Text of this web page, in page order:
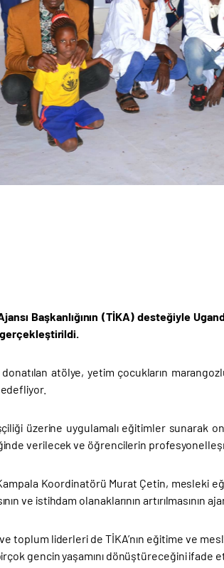
Başkanlığının (TİKA) desteğiyle
gerçekleştirildi.
atölye, yetim çocukların
üzerine uygulamalı eğitimler sunarak
verilecek ve öğrencilerin
Koordinatörü Murat Çetin, mesleki
ve istihdam olanaklarının artırılmasının
toplum liderleri de TİKA’nın eğitime ve
gencin yaşamını dönüştüreceğini ifade